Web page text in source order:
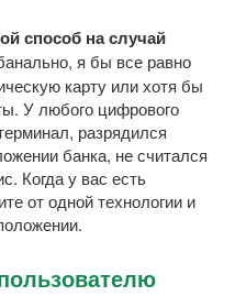
способ на случай
я бы все равно
карту или хотя бы
У любого цифрового
разрядился
банка, не считался
Когда у вас есть
от одной технологии и